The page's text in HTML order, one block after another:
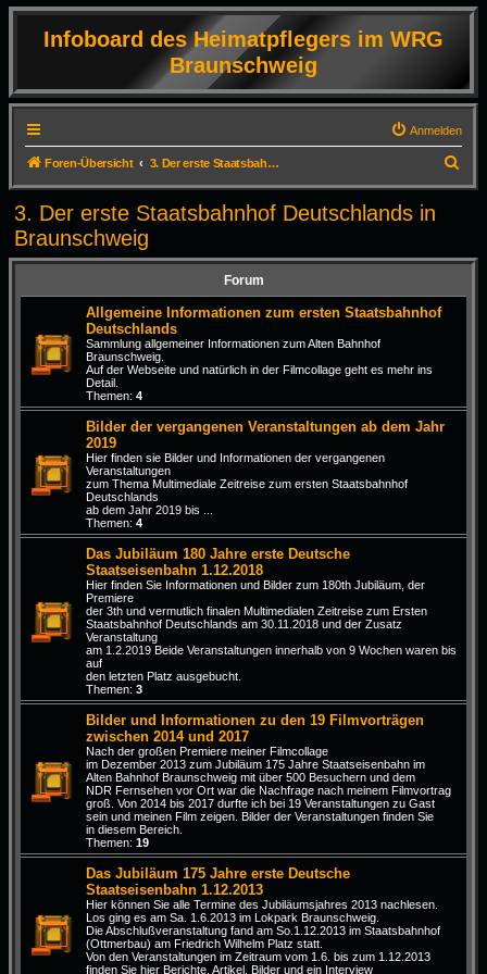
Infoboard des Heimatpflegers im WRG
Braunschweig
Anmelden
Foren-Übersicht 3. Der erste Staatsbahnhof Deutschlands in Braunschweig
u
e
3. Der erste Staatsbahnhof Deutschlands in
Braunschweig
Forum
Allgemeine Informationen zum ersten Staatsbahnhof
Deutschlands
Sammlung allgemeiner Informationen zum Alten Bahnhof
Braunschweig.
Auf der Webseite und natürlich in der Filmcollage geht es mehr ins
Detail.
Themen: 4
Bilder der vergangenen Veranstaltungen ab dem Jahr
2019
Hier finden sie Bilder und Informationen der vergangenen
Veranstaltungen
zum Thema Multimediale Zeitreise zum ersten Staatsbahnhof
Deutschlands
ab dem Jahr 2019 bis ...
Themen: 4
Das Jubiläum 180 Jahre erste Deutsche
Staatseisenbahn 1.12.2018
Hier finden Sie Informationen und Bilder zum 180th Jubiläum, der
Premiere
der 3th und vermutlich finalen Multimedialen Zeitreise zum Ersten
Staatsbahnhof Deutschlands am 30.11.2018 und der Zusatz
Veranstaltung
am 1.2.2019 Beide Veranstaltungen innerhalb von 9 Wochen waren bis
auf
den letzten Platz ausgebucht.
Themen: 3
Bilder und Informationen zu den 19 Filmvorträgen
zwischen 2014 und 2017
Nach der großen Premiere meiner Filmcollage
im Dezember 2013 zum Jubiläum 175 Jahre Staatseisenbahn im
Alten Bahnhof Braunschweig mit über 500 Besuchern und dem
NDR Fernsehen vor Ort war die Nachfrage nach meinem Filmvortrag
groß. Von 2014 bis 2017 durfte ich bei 19 Veranstaltungen zu Gast
sein und meinen Film zeigen. Bilder der Veranstaltungen finden Sie
in diesem Bereich.
Themen: 19
Das Jubiläum 175 Jahre erste Deutsche
Staatseisenbahn 1.12.2013
Hier können Sie alle Termine des Jubiläumsjahres 2013 nachlesen.
Los ging es am Sa. 1.6.2013 im Lokpark Braunschweig.
Die Abschlußveranstaltung fand am So.1.12.2013 im Staatsbahnhof
(Ottmerbau) am Friedrich Wilhelm Platz statt.
Von den Veranstaltungen im Zeitraum vom 1.6. bis zum 1.12.2013
finden Sie hier Berichte, Artikel, Bilder und ein Interview